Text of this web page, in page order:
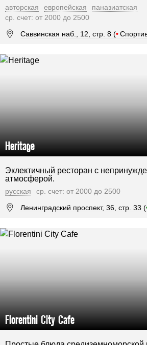
авторская европейская
паназиатская
ср. счет: от 2000 до 2500
Саввинская наб., 12, стр. 8 (•
Heritage
Эклектичный ресторан с
атмосферой.
русская
ср. счет: от 2000 до 2500
Ленинградский проспект, 36, стр. 33 (
Florentini City Cafe